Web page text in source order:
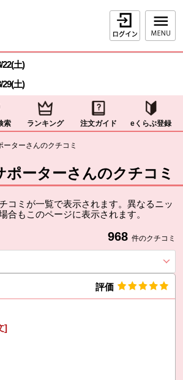
ログイン
ニューです。
スキップする
22(土)
29(土)
索 ランキング 注文ガイド eくらぶ登録
ーターさんのクチコミ
ポーターさんのクチコミ
コミが一覧で表示されます。異なるニッ
合もこのページに表示されます。
968 件のクチコミ
評価
]